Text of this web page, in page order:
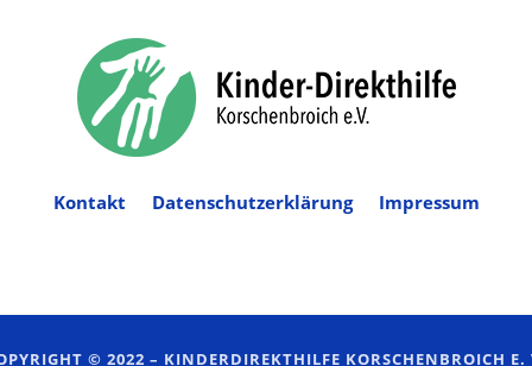
Kontakt Datenschutzerklärung Impressum
© 2022 – KINDERDIREKTHILFE KORSCHENBROICH E.